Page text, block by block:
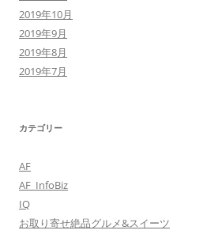
2019年10月
2019年9月
2019年8月
2019年7月
カテゴリー
AF
AF_InfoBiz
IQ
お取り寄せ絶品グルメ&スイーツ